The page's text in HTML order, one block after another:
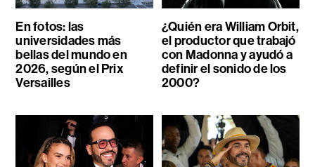
En fotos: las
universidades más
bellas del mundo en
2026, según el Prix
Versailles
¿Quién era William Orbit,
el productor que trabajó
con Madonna y ayudó a
definir el sonido de los
2000?